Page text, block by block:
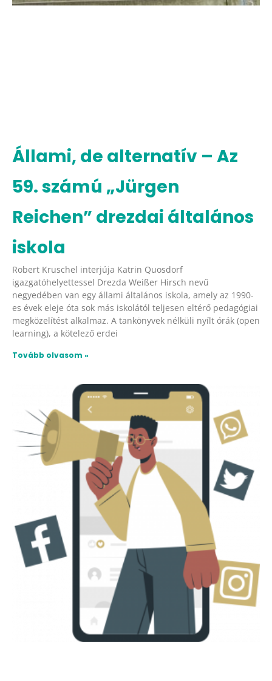
Állami, de alternatív – Az
59. számú „Jürgen
Reichen” drezdai általános
iskola
Robert Kruschel interjúja Katrin Quosdorf
igazgatóhelyettessel Drezda Weißer Hirsch nevű
negyedében van egy állami általános iskola, amely az 1990-
es évek eleje óta sok más iskolától teljesen eltérő pedagógiai
megközelítést alkalmaz. A tankönyvek nélküli nyílt órák (open
learning), a kötelező erdei
Tovább olvasom »